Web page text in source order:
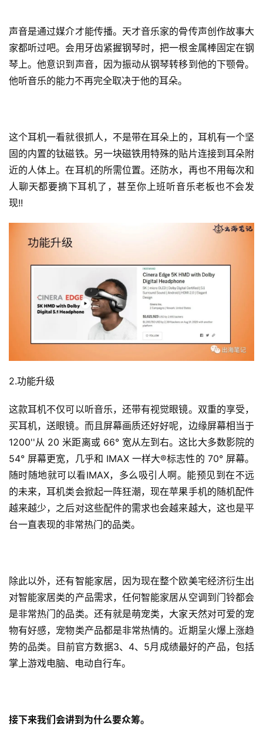
声音是通过媒介才能传播。天才音乐家的骨传声创作故事大
家都听过吧。会用牙齿紧握钢琴时，把一根金属棒固定在钢
琴上。他意识到声音，因为振动从钢琴转移到他的下颚骨。
他听音乐的能力不再完全取决于他的耳朵。
这个耳机一看就很抓人，不是带在耳朵上的，耳机有一个坚
固的内置的钛磁铁。另一块磁铁用特殊的贴片连接到耳朵附
近的人体上。在耳机的所需位置。还防水，再也不用每次和
人聊天都要摘下耳机了，甚至你上班听音乐老板也不会发
现!!
2.功能升级
这款耳机不仅可以听音乐，还带有视觉眼镜。双重的享受，
买耳机，送眼镜。而且屏幕画质还好好呢，边缘屏幕相当于
1200''从 20 米距离或 66° 宽从左到右。这比大多数影院的
54° 屏幕更宽，几乎和 IMAX 一样大®标志性的 70° 屏幕。
随时随地就可以看IMAX，多么吸引人啊。能预见到在不远
的未来，耳机类会掀起一阵狂潮，现在苹果手机的随机配件
越来越少，之后对这些配件的需求也会越来越大，这也是平
台一直表现的非常热门的品类。
除此以外，还有智能家居，因为现在整个欧美宅经济衍生出
对智能家居类的产品需求，任何智能家居从空调到门铃都会
是非常热门的品类。还有就是萌宠类，大家天然对可爱的宠
物有好感，宠物类产品都是非常热情的。近期呈火爆上涨趋
势的品类。目前官方数据3、4、5月成绩最好的产品，包括
掌上游戏电脑、电动自行车。
接下来我们会讲到为什么要众筹。